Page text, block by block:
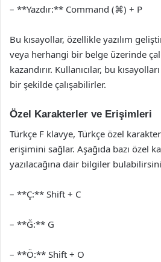
– **Yazdır:** Command (⌘) + P
Bu kısayollar, özellikle yazılım
veya herhangi bir belge üzerinde
kazandırır. Kullanıcılar, bu
bir şekilde çalışabilirler.
Özel Karakterler ve Erişimleri
Türkçe F klavye, Türkçe özel
erişimini sağlar. Aşağıda bazı özel
yazılacağına dair bilgiler
– **Ç:** Shift + C
– **Ğ:** G
– **Ö:** Shift + O